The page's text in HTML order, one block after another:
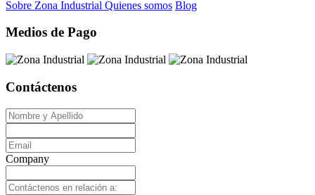
Sobre Zona Industrial Quienes somos Blog
Medios de Pago
Contáctenos
Company